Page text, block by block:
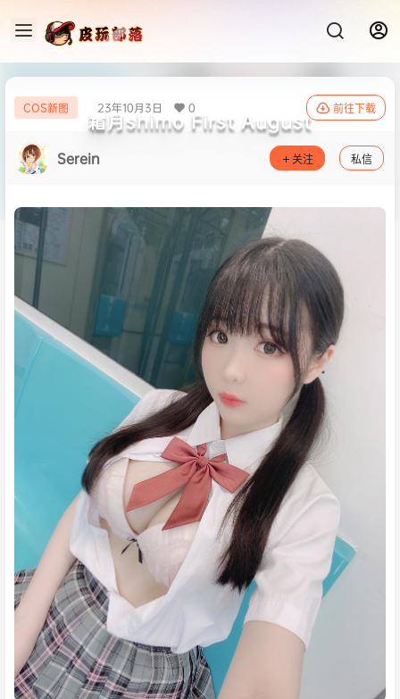
霜月shimo First August
COS新图 23年10月3日 0 前往下载
Serein 关注 私信